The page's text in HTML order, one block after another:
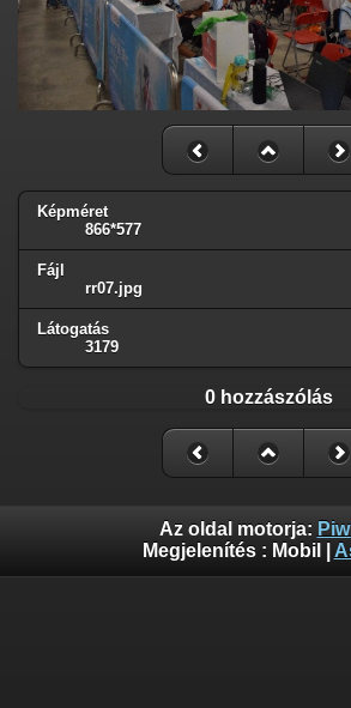
Képméret
866*577
Fájl
rr07.jpg
Látogatás
3179
0 hozzászólás
Az oldal motorja:
Megjelenítés : Mobil